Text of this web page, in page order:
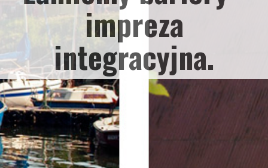
impreza
integracyjna.